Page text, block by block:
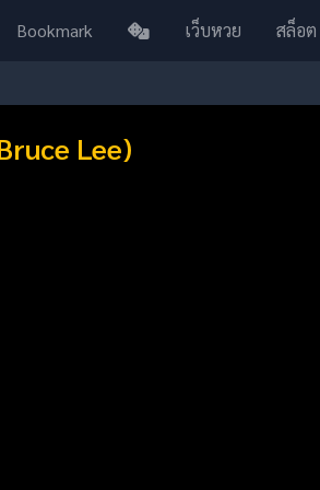
Bookmark เว็บหวย สล็อ
Lee)